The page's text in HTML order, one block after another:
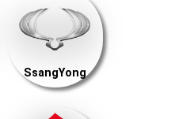
SsangYong